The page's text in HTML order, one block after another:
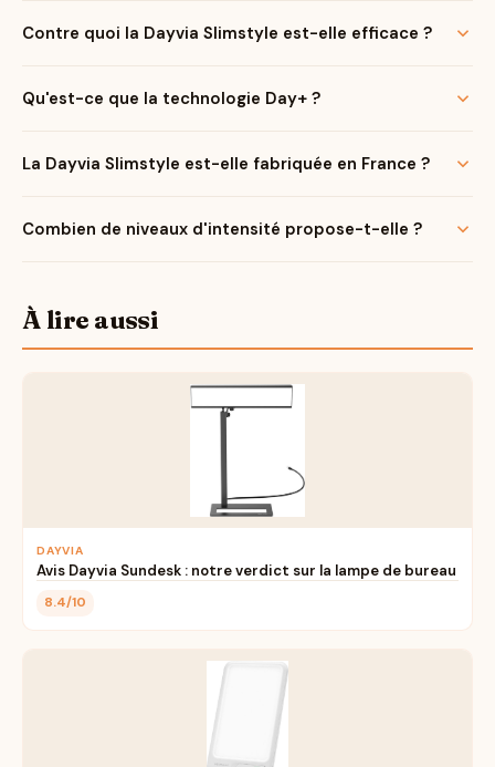
Contre quoi la Dayvia Slimstyle est-elle efficace ?
Qu'est-ce que la technologie Day+ ?
La Dayvia Slimstyle est-elle fabriquée en France ?
Combien de niveaux d'intensité propose-t-elle ?
À lire aussi
DAYVIA
Avis Dayvia Sundesk : notre verdict sur la lampe de bureau
8.4/10